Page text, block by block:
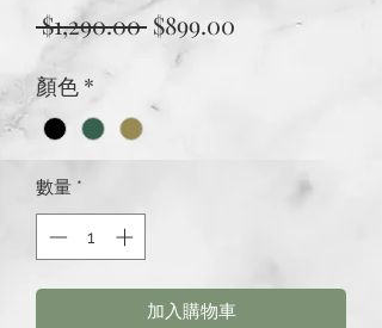
$1,290.00 一
價
$899.00
顏色 *
數量 *
加入購物車